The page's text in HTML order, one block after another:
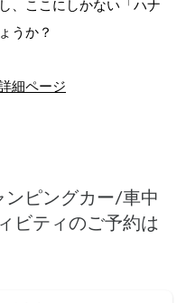
、ここにしかない「ハナ
うか？
細ページ
ンピングカー/車中
ビティのご予約は